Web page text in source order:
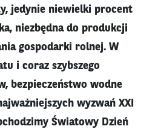
jedynie niewielki procent
niezbędna do produkcji
gospodarki rolnej. W
i coraz szybszego
bezpieczeństwo wodne
wyzwań XXI
Światowy Dzień